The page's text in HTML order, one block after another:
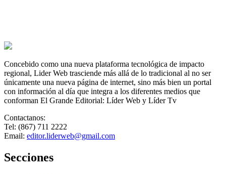
Concebido como una nueva plataforma tecnológica de impacto
regional, Lider Web trasciende más allá de lo tradicional al no ser
únicamente una nueva página de internet, sino más bien un portal
con información al día que integra a los diferentes medios que
conforman El Grande Editorial: Líder Web y Líder Tv
Contactanos:
Tel: (867) 711 2222
Email: editor.liderweb@gmail.com
Secciones